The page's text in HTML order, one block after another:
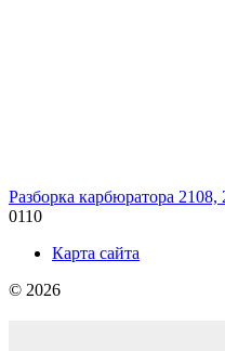
Разборка карбюратора 2108,
0110
Карта сайта
© 2026